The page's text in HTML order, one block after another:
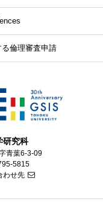
倫理審査申請
研究科
青葉6-3-09
5815
わせ先